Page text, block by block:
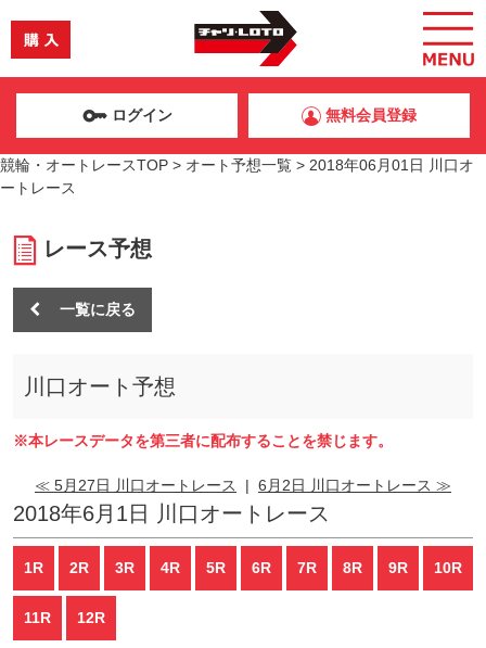
ログイン 無料会員登録
競輪・オートレースTOP > オート予想一覧 > 2018年06月01日 川口オ
ートレース
レース予想
一覧に戻る
川口オート予想
※本レースデータを第三者に配布することを禁じます。
≪ 5月27日 川口オートレース | 6月2日 川口オートレース ≫
2018年6月1日 川口オートレース
1R 2R 3R 4R 5R 6R 7R 8R 9R 10R
11R 12R